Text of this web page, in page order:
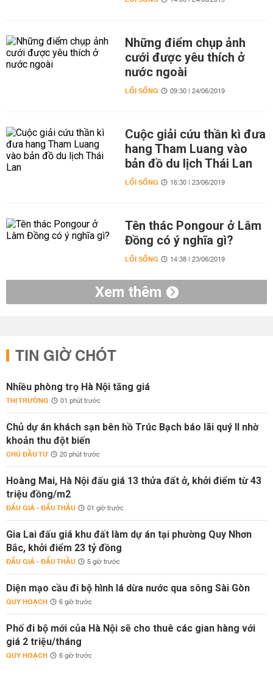
Những điểm chụp ảnh
cưới được yêu thích ở
nước ngoài
LỐI SỐNG 09:30 | 24/06/2019
Cuộc giải cứu thần kì đưa
hang Tham Luang vào
bản đồ du lịch Thái Lan
LỐI SỐNG 16:30 | 23/06/2019
Tên thác Pongour ở Lâm
Đồng có ý nghĩa gì?
LỐI SỐNG 14:38 | 23/06/2019
Xem thêm
TIN GIỜ CHÓT
Nhiều phòng trọ Hà Nội tăng giá
THỊ TRƯỜNG 01 phút trước
Chủ dự án khách sạn bên hồ Trúc Bạch báo lãi quý II nhờ
khoản thu đột biến
CHỦ ĐẦU TƯ 20 phút trước
Hoàng Mai, Hà Nội đấu giá 13 thửa đất ở, khởi điểm từ 43
triệu đồng/m2
ĐẤU GIÁ - ĐẤU THẦU 01 giờ trước
Gia Lai đấu giá khu đất làm dự án tại phường Quy Nhơn
Bắc, khởi điểm 23 tỷ đồng
ĐẤU GIÁ - ĐẤU THẦU 5 giờ trước
Diện mạo cầu đi bộ hình lá dừa nước qua sông Sài Gòn
QUY HOẠCH 6 giờ trước
Phố đi bộ mới của Hà Nội sẽ cho thuê các gian hàng với
giá 2 triệu/tháng
QUY HOẠCH 6 giờ trước